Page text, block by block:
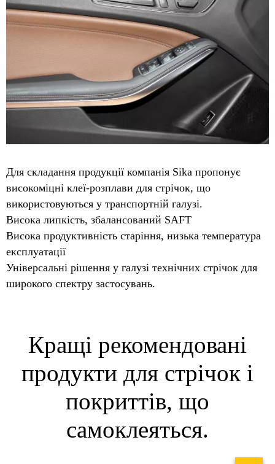
Для складання продукції компанія Sika пропонує
високоміцні клеї-розплави для стрічок, що
використовуються у транспортній галузі.
Висока липкість, збалансований SAFT
Висока продуктивність старіння, низька температура
експлуатації
Універсальні рішення у галузі технічних стрічок для
широкого спектру застосувань.
Кращі рекомендовані
продукти для стрічок і
покриттів, що
самоклеяться.